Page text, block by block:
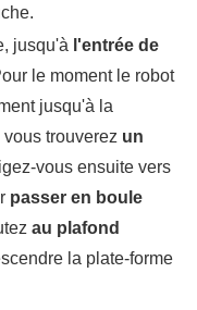
jusqu'à l'entrée de
le moment le robot
jusqu'à la
trouverez un
vous ensuite vers
passer en boule
au plafond
la plate-forme